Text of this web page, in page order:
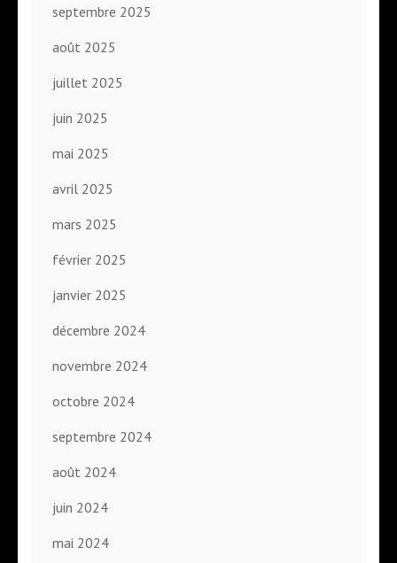
septembre 2025
août 2025
juillet 2025
juin 2025
mai 2025
avril 2025
mars 2025
février 2025
janvier 2025
décembre 2024
novembre 2024
octobre 2024
septembre 2024
août 2024
juin 2024
mai 2024